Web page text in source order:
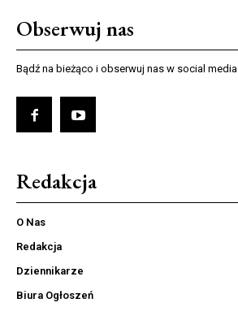
Obserwuj nas
Bądź na bieżąco i obserwuj nas w social media
Redakcja
O Nas
Redakcja
Dziennikarze
Biura Ogłoszeń